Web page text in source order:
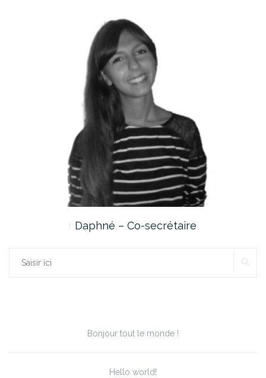
Daphné – Co-secrétaire
Rechercher :
Bonjour tout le monde !
Hello world!